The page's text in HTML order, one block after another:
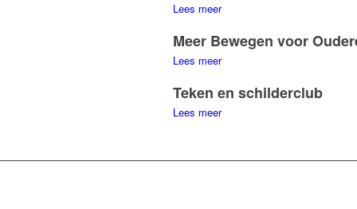
Lees meer
Meer Bewegen voor
Lees meer
Teken en schilderclub
Lees meer